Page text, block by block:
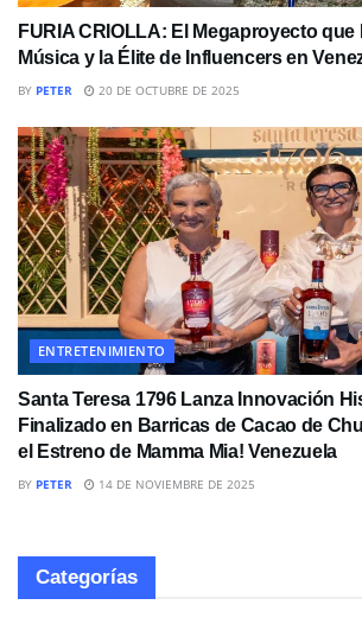
FURIA CRIOLLA: El Megaproyecto
Música y la Élite de Influencers en
BY PETER 20 DE OCTUBRE DE 2025
ENTRETENIMIENTO
Santa Teresa 1796 Lanza Innovación
Finalizado en Barricas de Cacao de
el Estreno de Mamma Mia! Venezuela
BY PETER 14 DE NOVIEMBRE DE 2025
Categorías